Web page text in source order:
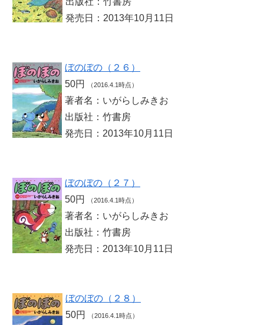
発売日：2013年10月11日
ぼのぼの（２６）
50円
（2016.4.1時点）
著者名：いがらしみきお
出版社：竹書房
発売日：2013年10月11日
ぼのぼの（２７）
50円
（2016.4.1時点）
著者名：いがらしみきお
出版社：竹書房
発売日：2013年10月11日
ぼのぼの（２８）
50円
（2016.4.1時点）